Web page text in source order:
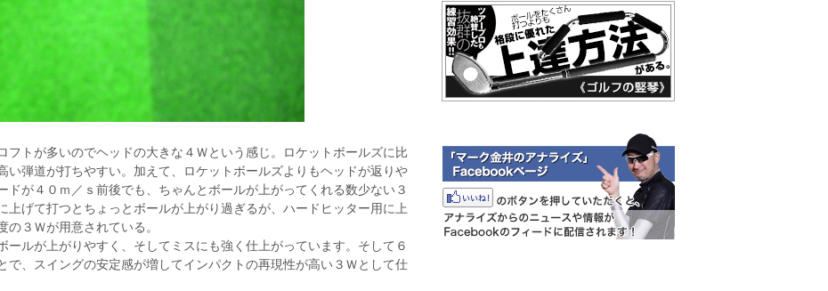
フトが多いのでヘッドの大きな４Ｗという感じ。ロケットボールズに比
い弾道が打ちやすい。加えて、ロケットボールズよりもヘッドが返りや
ドが４０ｍ／ｓ前後でも、ちゃんとボールが上がってくれる数少ない３
上げて打つとちょっとボールが上がり過ぎるが、ハードヒッター用に上
３Ｗが用意されている。
ールが上がりやすく、そしてミスにも強く仕上がっています。そして６
で、スイングの安定感が増してインパクトの再現性が高い３Ｗとして仕